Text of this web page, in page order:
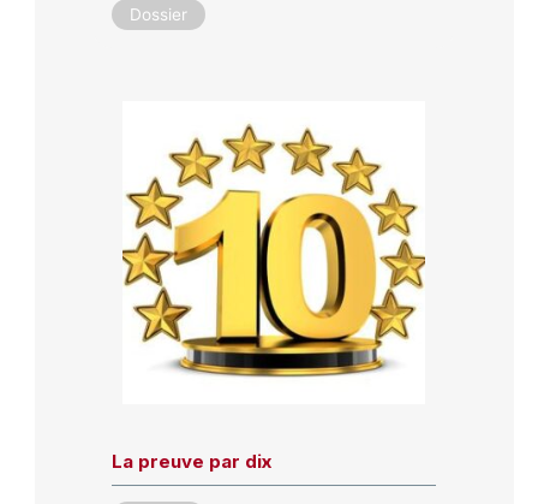
Dossier
La preuve par dix